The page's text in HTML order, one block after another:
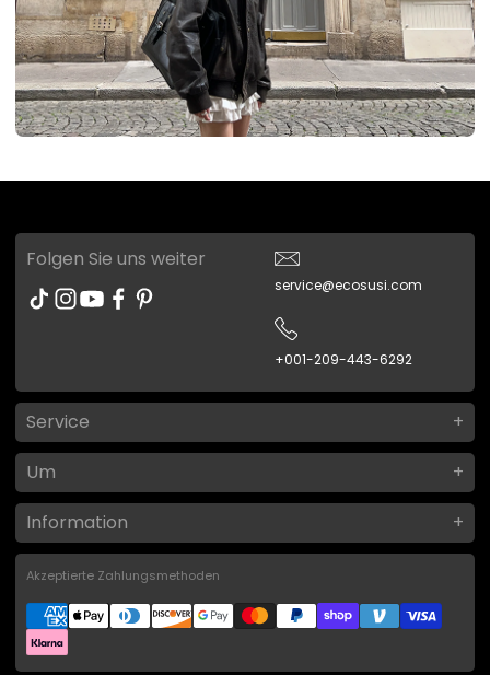
Folgen Sie uns weiter
service@ecosusi.com
+001-209-443-6292
Service
Um
Information
Akzeptierte Zahlungsmethoden